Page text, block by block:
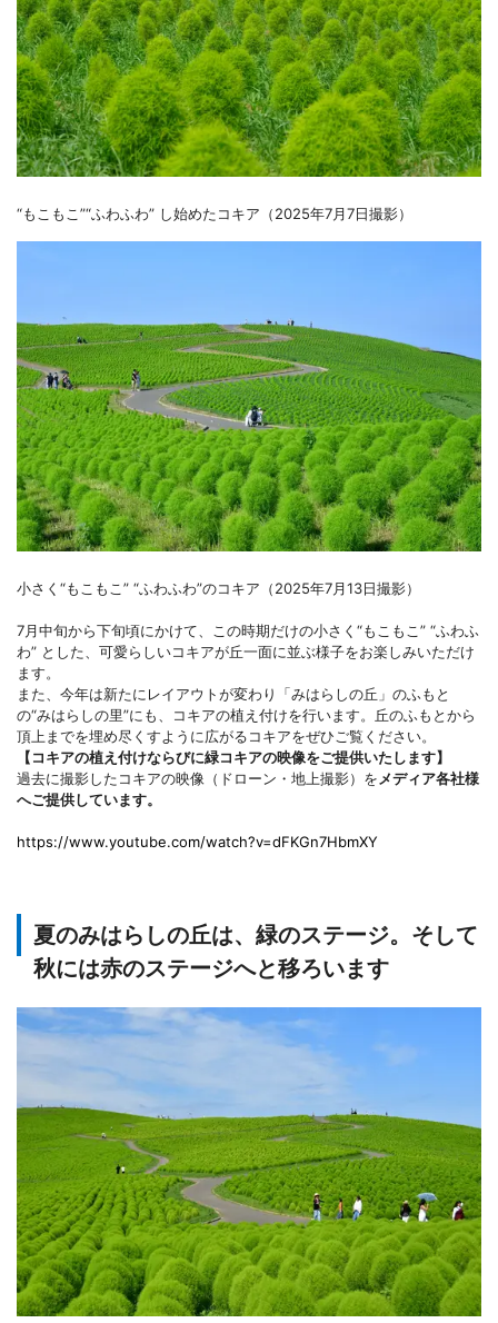
“もこもこ”“ふわふわ” し始めたコキア（2025年7月7日撮影）
小さく“もこもこ” “ふわふわ”のコキア（2025年7月13日撮影）
7月中旬から下旬頃にかけて、この時期だけの小さく“もこもこ” “ふわふ
わ” とした、可愛らしいコキアが丘一面に並ぶ様子をお楽しみいただけ
ます。
また、今年は新たにレイアウトが変わり「みはらしの丘」のふもと
の“みはらしの里”にも、コキアの植え付けを行います。丘のふもとから
頂上までを埋め尽くすように広がるコキアをぜひご覧ください。
【コキアの植え付けならびに緑コキアの映像をご提供いたします】
過去に撮影したコキアの映像（ドローン・地上撮影）を メディア各社様
へご提供しています。
https://www.youtube.com/watch?v=dFKGn7HbmXY
夏のみはらしの丘は、緑のステージ。そして
秋には赤のステージへと移ろいます